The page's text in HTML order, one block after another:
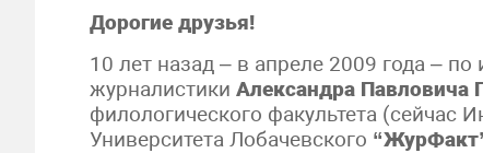
Дорогие друзья!
10 лет назад – в апреле 2009 года –
журналистики Александра Павловича
филологического факультета (сейчас
Университета Лобачевского